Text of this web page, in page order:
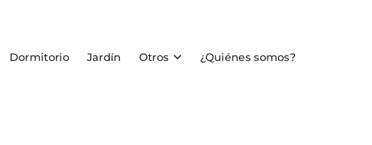
Dormitorio Jardín Otros ¿Quiénes somos?